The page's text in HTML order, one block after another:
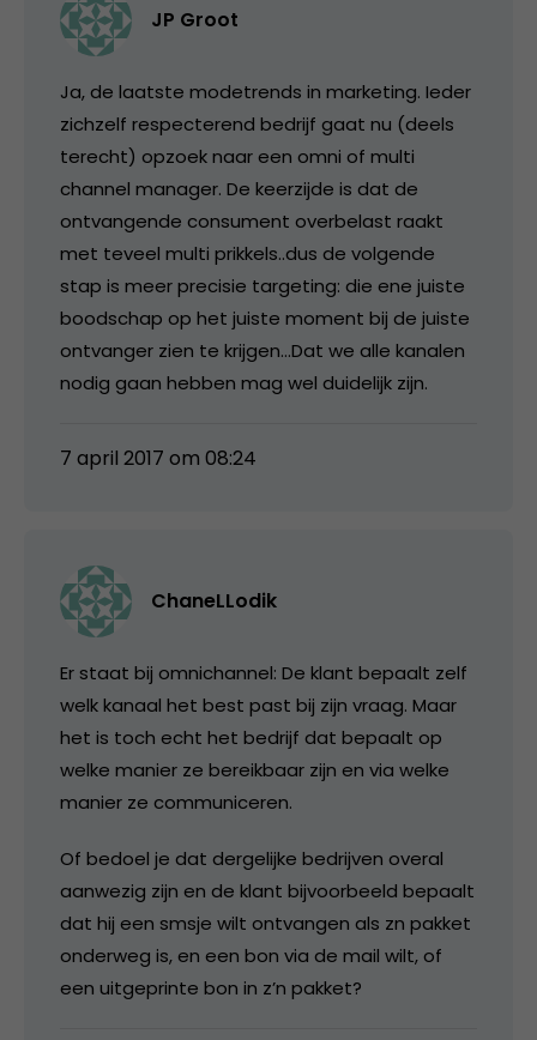
JP Groot
Ja, de laatste modetrends in marketing. Ieder
zichzelf respecterend bedrijf gaat nu (deels
terecht) opzoek naar een omni of multi
channel manager. De keerzijde is dat de
ontvangende consument overbelast raakt
met teveel multi prikkels..dus de volgende
stap is meer precisie targeting: die ene juiste
boodschap op het juiste moment bij de juiste
ontvanger zien te krijgen…Dat we alle kanalen
nodig gaan hebben mag wel duidelijk zijn.
7 april 2017 om 08:24
ChaneLLodik
Er staat bij omnichannel: De klant bepaalt zelf
welk kanaal het best past bij zijn vraag. Maar
het is toch echt het bedrijf dat bepaalt op
welke manier ze bereikbaar zijn en via welke
manier ze communiceren.
Of bedoel je dat dergelijke bedrijven overal
aanwezig zijn en de klant bijvoorbeeld bepaalt
dat hij een smsje wilt ontvangen als zn pakket
onderweg is, en een bon via de mail wilt, of
een uitgeprinte bon in z’n pakket?